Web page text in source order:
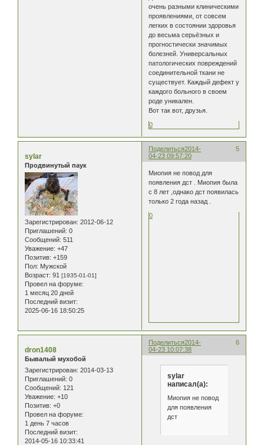
очень разными клиническими
проявлениями, от совсем
легких в состоянии здоровья
до весьма серьёзных и
прогностически значимых
болезней. Универсальных
патологических повреждений
соединительной ткани не
существует. Каждый дефект у
каждого больного в своем
роде уникален.
Вот так вот, друзья.
0
Поделиться 5
2014-
04-23 09:57:20
sylar
Продвинутый паук
Зарегистрирован: 2012-06-12
Приглашений: 0
Сообщений: 511
Уважение: +47
Позитив: +159
Пол: Мужской
Возраст: 91 [1935-01-01]
Провел на форуме:
1 месяц 20 дней
Последний визит:
2025-06-16 18:50:25
Миопия не повод для
появления дст . Миопия была
с 8 лет ,однако дст появилась
только 2 года назад .
0
Поделиться 6
2014-
04-23 10:07:38
dron1408
Бывалый мухобой
Зарегистрирован: 2014-03-13
Приглашений: 0
Сообщений: 121
Уважение: +10
Позитив: +0
Провел на форуме:
1 день 7 часов
Последний визит:
2014-05-16 10:33:41
sylar
написал(а):
Миопия не повод
для появления
дст